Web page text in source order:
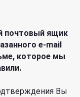
почтовый ящик
e-mail
которое мы
Вы